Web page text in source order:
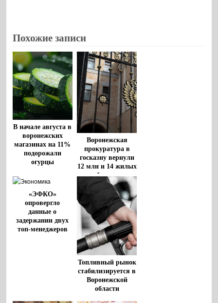
Похожие записи
В начале августа в
воронежских
магазинах на 11%
подорожали
огурцы
Воронежская
прокуратура в
госказну вернули
12 млн и 14 жилых
объектов
«ЭФКО»
опровергло
данные о
задержании двух
топ-менеджеров
Топливный рынок
стабилизируется в
Воронежской
области